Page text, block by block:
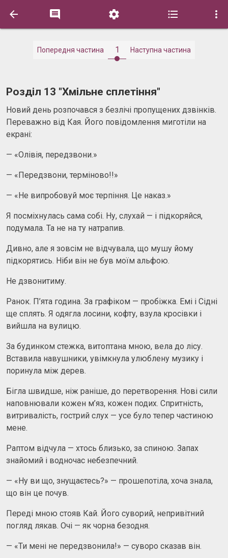
    
Попередня частина 1 Наступна частина
Розділ 13 "Хмільне сплетіння"
Новий день розпочався з безлічі пропущених дзвінків.
Переважно від Кая. Його повідомлення миготіли на
екрані:
— «Олівія, передзвони.»
— «Передзвони, терміново!!»
— «Не випробовуй моє терпіння. Це наказ.»
Я посміхнулась сама собі. Ну, слухай — і підкоряйся,
подумала. Та не на ту натрапив.
Дивно, але я зовсім не відчувала, що мушу йому
підкорятись. Ніби він не був моїм альфою.
Не дзвонитиму.
Ранок. П’ята година. За графіком — пробіжка. Емі і Сідні
ще сплять. Я одягла лосини, кофту, взула кросівки і
вийшла на вулицю.
За будинком стежка, витоптана мною, вела до лісу.
Вставила навушники, увімкнула улюблену музику і
поринула між дерев.
Бігла швидше, ніж раніше, до перетворення. Нові сили
наповнювали кожен м’яз, кожен подих. Спритність,
витривалість, гострий слух — усе було тепер частиною
мене.
Раптом відчула — хтось близько, за спиною. Запах
знайомий і водночас небезпечний.
— «Ну ви що, знущаєтесь?» — прошепотіла, хоча знала,
що він це почув.
Переді мною стояв Кай. Його суворий, непривітний
погляд лякав. Очі — як чорна безодня.
— «Ти мені не передзвонила!» — суворо сказав він.